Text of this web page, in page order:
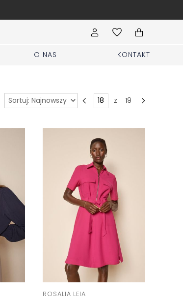
O NAS KONTAKT
Sortuj z 19
ROSALIA LEIA